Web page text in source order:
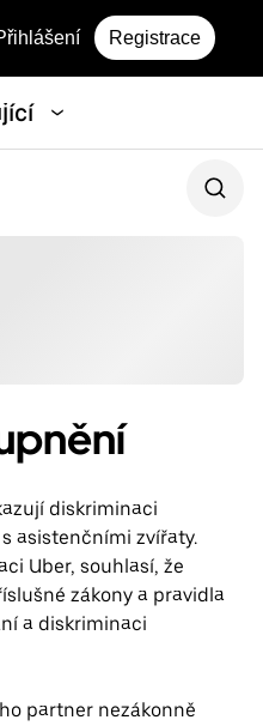
Registrace
diskriminaci
asistenčními zvířaty.
Uber, souhlasí, že
zákony a pravidla
a diskriminaci
partner nezákonně